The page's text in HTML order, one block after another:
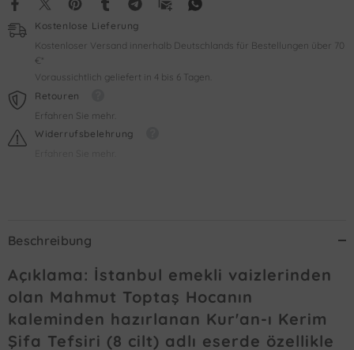
Kostenlose Lieferung
Kostenloser Versand innerhalb Deutschlands für Bestellungen über 70
€*
Voraussichtlich geliefert in 4 bis 6 Tagen.
Retouren
Erfahren Sie mehr.
Widerrufsbelehrung
Beschreibung
Açıklama: İstanbul emekli vaizlerinden
olan Mahmut Toptaş Hocanın
kaleminden hazırlanan Kur'an-ı Kerim
Şifa Tefsiri (8 cilt) adlı eserde özellikle